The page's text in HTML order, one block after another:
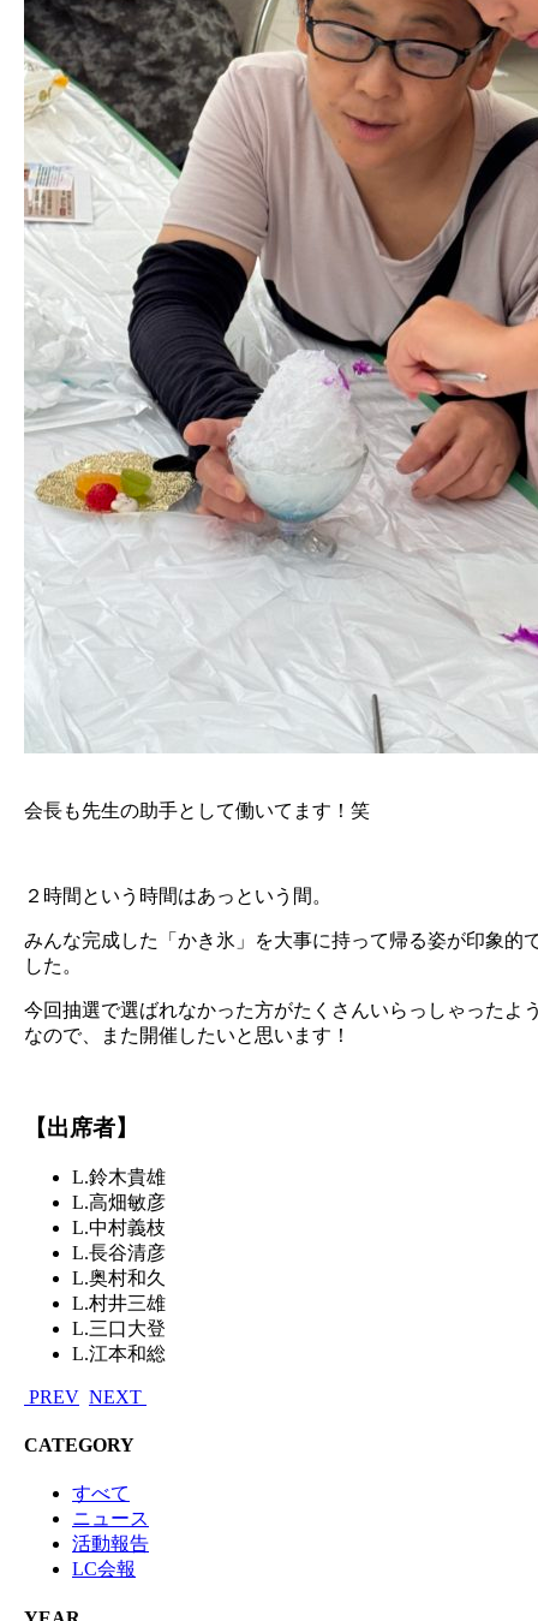
会長も先生の助手として働いてます！笑
２時間という時間はあっという間。
みんな完成した「かき氷」を大事に持って帰る姿が印象的
した。
今回抽選で選ばれなかった方がたくさんいらっしゃったよ
なので、また開催したいと思います！
【出席者】
L.鈴木貴雄
L.高畑敏彦
L.中村義枝
L.長谷清彦
L.奥村和久
L.村井三雄
L.三口大登
L.江本和総
PREV NEXT
CATEGORY
すべて
ニュース
活動報告
LC会報